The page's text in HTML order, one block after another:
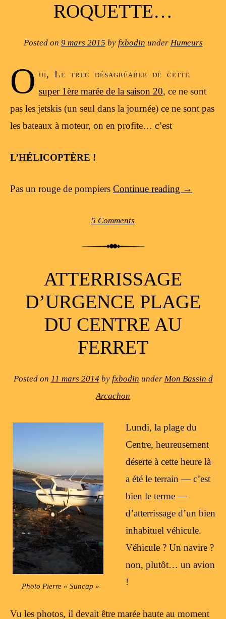
ROQUETTE…
Posted on 9 mars 2015 by fxbodin under Humeurs
O ui, Le truc désagréable de cette
super 1ère marée de la saison 20, ce ne sont
pas les jetskis (un seul dans la journée) ce ne sont pas
les bateaux à moteur, on en profite… c’est
L’HÉLICOPTÈRE !
Pas un rouge de pompiers Continue reading →
5 Comments
ATTERRISSAGE
D’URGENCE PLAGE
DU CENTRE AU
FERRET
Posted on 11 mars 2014 by fxbodin under Mon Bassin d
Arcachon
Photo Pierre « Suncap »
Lundi, la plage du
Centre, heureusement
déserte à cette heure là
a été le terrain — c’est
bien le terme —
d’atterrissage d’un bien
inhabituel véhicule.
Véhicule ? Un navire ?
non, plutôt… un avion
!
Vu les photos, il devait être marée haute au moment